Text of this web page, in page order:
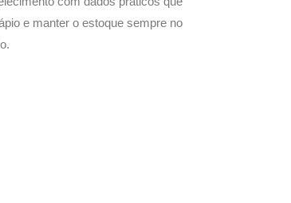
e manter o estoque sempre no